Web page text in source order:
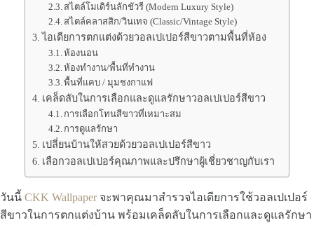
สไตล์โมเดิร์นลักชัวรี (Modern Luxury Style)
สไตล์คลาสสิก/วินเทจ (Classic/Vintage Style)
ไอเดียการตกแต่งด้วยวอลเปเปอร์สีขาวตามพื้นที่ห้อง
ห้องนอน
ห้องทำงาน/พื้นที่ทำงาน
พื้นที่แคบ / มุมชงกาแฟ
เคล็ดลับในการเลือกและดูแลรักษาวอลเปเปอร์สีขาว
การเลือกโทนสีขาวที่เหมาะสม
การดูแลรักษา
เปลี่ยนบ้านให้สวยด้วยวอลเปเปอร์สีขาว
เลือกวอลเปเปอร์คุณภาพและปรึกษาผู้เชี่ยวชาญกับเรา
วันนี้ CKK Wallpaperจะพาคุณมาสำรวจไอเดียการใช้วอลเปเปอร์
สีขาวในการตกแต่งบ้าน พร้อมเคล็ดลับในการเลือกและดูแลรักษา